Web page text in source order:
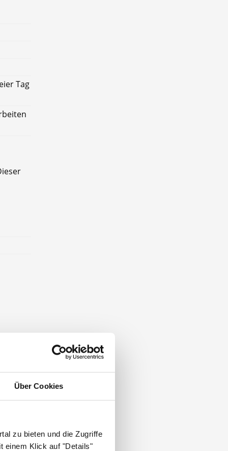
Über Cookies
zu bieten und die Zugriffe
einem Klick auf "Details"
Tag